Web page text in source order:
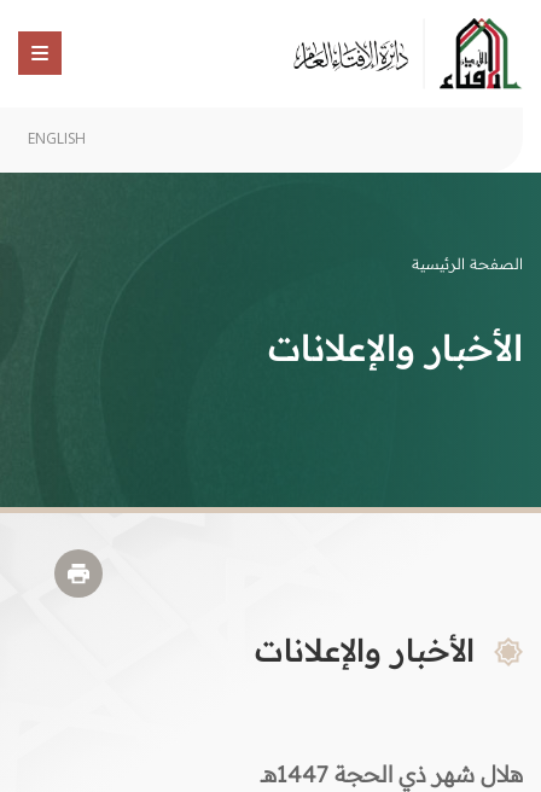
ENGLISH
الصفحة الرئيسية
الأخبار والإعلانات
الأخبار والإعلانات
هلال شهر ذي الحجة 1447هـ